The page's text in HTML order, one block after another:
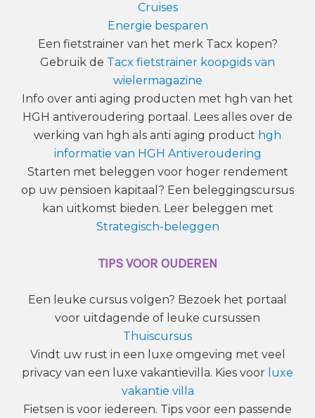
Cruises
Energie besparen
Een fietstrainer van het merk Tacx kopen?
Gebruik de Tacx fietstrainer koopgids van
wielermagazine
Info over anti aging producten met hgh van het
HGH antiveroudering portaal. Lees alles over de
werking van hgh als anti aging product hgh
informatie van HGH Antiveroudering
Starten met beleggen voor hoger rendement
op uw pensioen kapitaal? Een beleggingscursus
kan uitkomst bieden. Leer beleggen met
Strategisch-beleggen
TIPS VOOR OUDEREN
Een leuke cursus volgen? Bezoek het portaal
voor uitdagende of leuke cursussen
Thuiscursus
Vindt uw rust in een luxe omgeving met veel
privacy van een luxe vakantievilla. Kies voor luxe
vakantie villa
Fietsen is voor iedereen. Tips voor een passende